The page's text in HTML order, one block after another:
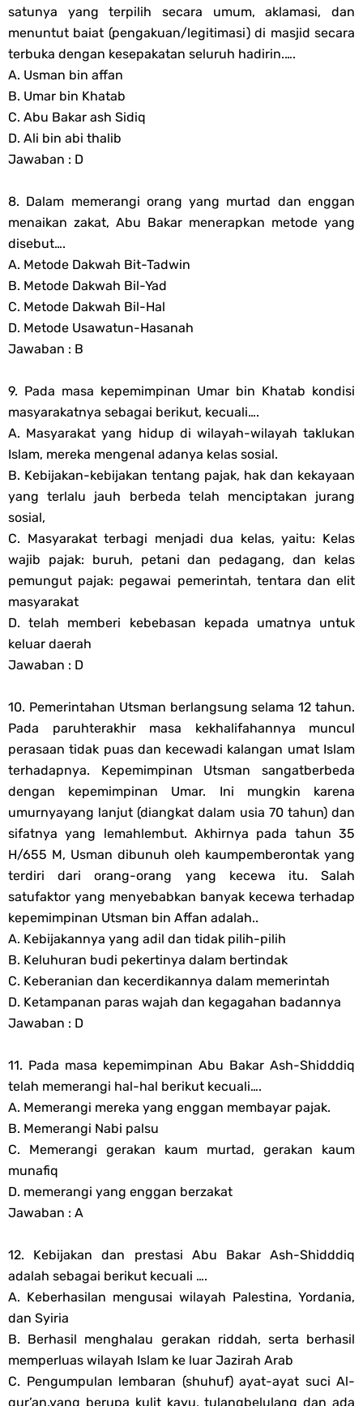
satunya yang terpilih secara umum, aklamasi, dan
menuntut baiat (pengakuan/legitimasi) di masjid secara
terbuka dengan kesepakatan seluruh hadirin.….
A. Usman bin affan
B. Umar bin Khatab
C. Abu Bakar ash Sidiq
D. Ali bin abi thalib
Jawaban : D
8. Dalam memerangi orang yang murtad dan enggan
menaikan zakat, Abu Bakar menerapkan metode yang
disebut….
A. Metode Dakwah Bit-Tadwin
B. Metode Dakwah Bil-Yad
C. Metode Dakwah Bil-Hal
D. Metode Usawatun-Hasanah
Jawaban : B
9. Pada masa kepemimpinan Umar bin Khatab kondisi
masyarakatnya sebagai berikut, kecuali….
A. Masyarakat yang hidup di wilayah-wilayah taklukan
Islam, mereka mengenal adanya kelas sosial.
B. Kebijakan-kebijakan tentang pajak, hak dan kekayaan
yang terlalu jauh berbeda telah menciptakan jurang
sosial,
C. Masyarakat terbagi menjadi dua kelas, yaitu: Kelas
wajib pajak: buruh, petani dan pedagang, dan kelas
pemungut pajak: pegawai pemerintah, tentara dan elit
masyarakat
D. telah memberi kebebasan kepada umatnya untuk
keluar daerah
Jawaban : D
10. Pemerintahan Utsman berlangsung selama 12 tahun.
Pada paruhterakhir masa kekhalifahannya muncul
perasaan tidak puas dan kecewadi kalangan umat Islam
terhadapnya. Kepemimpinan Utsman sangatberbeda
dengan kepemimpinan Umar. Ini mungkin karena
umurnyayang lanjut (diangkat dalam usia 70 tahun) dan
sifatnya yang lemahlembut. Akhirnya pada tahun 35
H/655 M, Usman dibunuh oleh kaumpemberontak yang
terdiri dari orang-orang yang kecewa itu. Salah
satufaktor yang menyebabkan banyak kecewa terhadap
kepemimpinan Utsman bin Affan adalah..
A. Kebijakannya yang adil dan tidak pilih-pilih
B. Keluhuran budi pekertinya dalam bertindak
C. Keberanian dan kecerdikannya dalam memerintah
D. Ketampanan paras wajah dan kegagahan badannya
Jawaban : D
11. Pada masa kepemimpinan Abu Bakar Ash-Shidddiq
telah memerangi hal-hal berikut kecuali….
A. Memerangi mereka yang enggan membayar pajak.
B. Memerangi Nabi palsu
C. Memerangi gerakan kaum murtad, gerakan kaum
munafiq
D. memerangi yang enggan berzakat
Jawaban : A
12. Kebijakan dan prestasi Abu Bakar Ash-Shidddiq
adalah sebagai berikut kecuali ….
A. Keberhasilan mengusai wilayah Palestina, Yordania,
dan Syiria
B. Berhasil menghalau gerakan riddah, serta berhasil
memperluas wilayah Islam ke luar Jazirah Arab
C. Pengumpulan lembaran (shuhuf) ayat-ayat suci Al-
qur’an.yang berupa kulit kayu, tulangbelulang dan ada